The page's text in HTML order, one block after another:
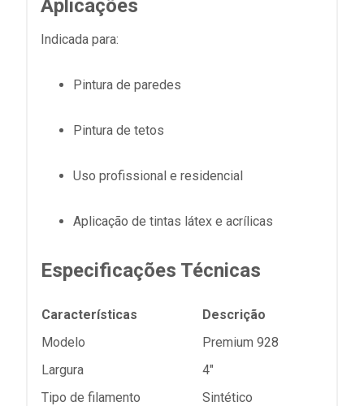
Aplicações
Indicada para:
Pintura de paredes
Pintura de tetos
Uso profissional e residencial
Aplicação de tintas látex e acrílicas
Especificações Técnicas
Características
Descrição
Modelo
Premium 928
Largura
4"
Tipo de filamento
Sintético